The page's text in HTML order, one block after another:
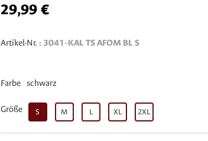
29,99 €
Artikel-Nr. : 3041-KAL TS AFOM BL S
Farbe schwarz
Größe S M L XL 2XL